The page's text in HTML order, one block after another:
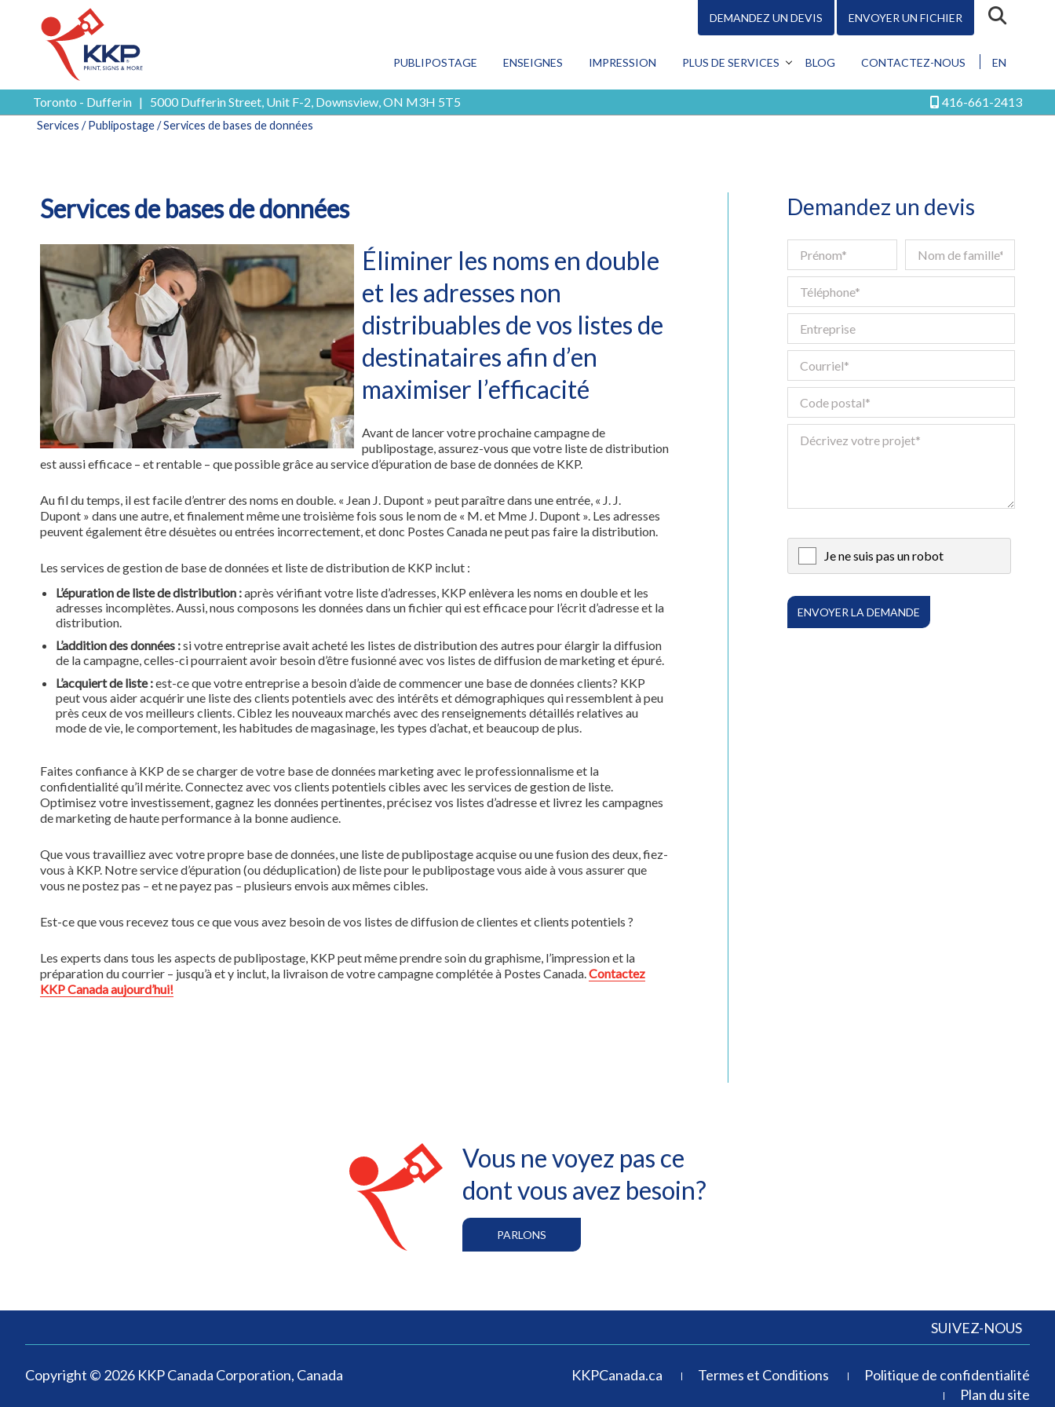
RECHERCHERDEMANDEZ UN DEVIS ENVOYER UN FICHIER
PUBLIPOSTAGE ENSEIGNES IMPRESSION
PLUS DE SERVICES
BLOG CONTACTEZ-NOUS EN
Publipostage
Conception
Numérique
Tous les services
Blog
Contactez-nous
EN
Toronto - Dufferin | 5000 Dufferin Street, Unit F-2, Downsview, ON M3H 5T5 416-661-2413
Services /Publipostage/ Services de bases de données
Services de bases de données
Éliminer les noms en double
et les adresses non
distribuables de vos listes de
destinataires afin d’en
maximiser l’efficacité
Avant de lancer votre prochaine campagne de
publipostage, assurez-vous que votre liste de distribution
est aussi efficace – et rentable – que possible grâce au service d’épuration de base de données de KKP.
Au fil du temps, il est facile d’entrer des noms en double. « Jean J. Dupont » peut paraître dans une entrée, « J. J.
Dupont » dans une autre, et finalement même une troisième fois sous le nom de « M. et Mme J. Dupont ». Les adresses
peuvent également être désuètes ou entrées incorrectement, et donc Postes Canada ne peut pas faire la distribution.
Les services de gestion de base de données et liste de distribution de KKP inclut :
L’épuration de liste de distribution :après vérifiant votre liste d’adresses, KKP enlèvera les noms en double et les
adresses incomplètes. Aussi, nous composons les données dans un fichier qui est efficace pour l’écrit d’adresse et la
distribution.
L’addition des données :si votre entreprise avait acheté les listes de distribution des autres pour élargir la diffusion
de la campagne, celles-ci pourraient avoir besoin d’être fusionné avec vos listes de diffusion de marketing et épuré.
L’acquiert de liste :est-ce que votre entreprise a besoin d’aide de commencer une base de données clients? KKP
peut vous aider acquérir une liste des clients potentiels avec des intérêts et démographiques qui ressemblent à peu
près ceux de vos meilleurs clients. Ciblez les nouveaux marchés avec des renseignements détaillés relatives au
mode de vie, le comportement, les habitudes de magasinage, les types d’achat, et beaucoup de plus.
Faites confiance à KKP de se charger de votre base de données marketing avec le professionnalisme et la
confidentialité qu’il mérite. Connectez avec vos clients potentiels cibles avec les services de gestion de liste.
Optimisez votre investissement, gagnez les données pertinentes, précisez vos listes d’adresse et livrez les campagnes
de marketing de haute performance à la bonne audience.
Que vous travailliez avec votre propre base de données, une liste de publipostage acquise ou une fusion des deux, fiez-
vous à KKP. Notre service d’épuration (ou déduplication) de liste pour le publipostage vous aide à vous assurer que
vous ne postez pas – et ne payez pas – plusieurs envois aux mêmes cibles.
Est-ce que vous recevez tous ce que vous avez besoin de vos listes de diffusion de clientes et clients potentiels ?
Les experts dans tous les aspects de publipostage, KKP peut même prendre soin du graphisme, l’impression et la
préparation du courrier – jusqu’à et y inclut, la livraison de votre campagne complétée à Postes Canada.Contactez
KKP Canada aujourd’hui!
Demandez un devis
Je ne suis pas un robot
Vous ne voyez pas ce
dont vous avez besoin?
PARLONS
SUIVEZ-NOUS
Copyright © 2026 KKP Canada Corporation, Canada KKPCanada.ca Termes et Conditions
Politique de confidentialité
Plan du site